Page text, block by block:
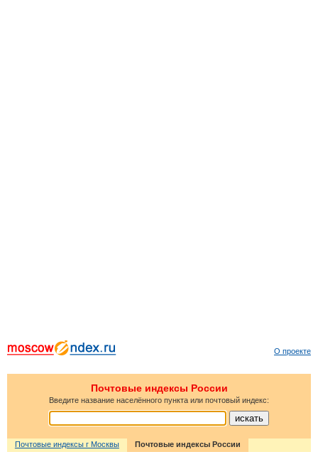
О проекте
Почтовые индексы России
Введите название населённого пункта или почтовый индекс:
Почтовые индексы г Москвы Почтовые индексы России